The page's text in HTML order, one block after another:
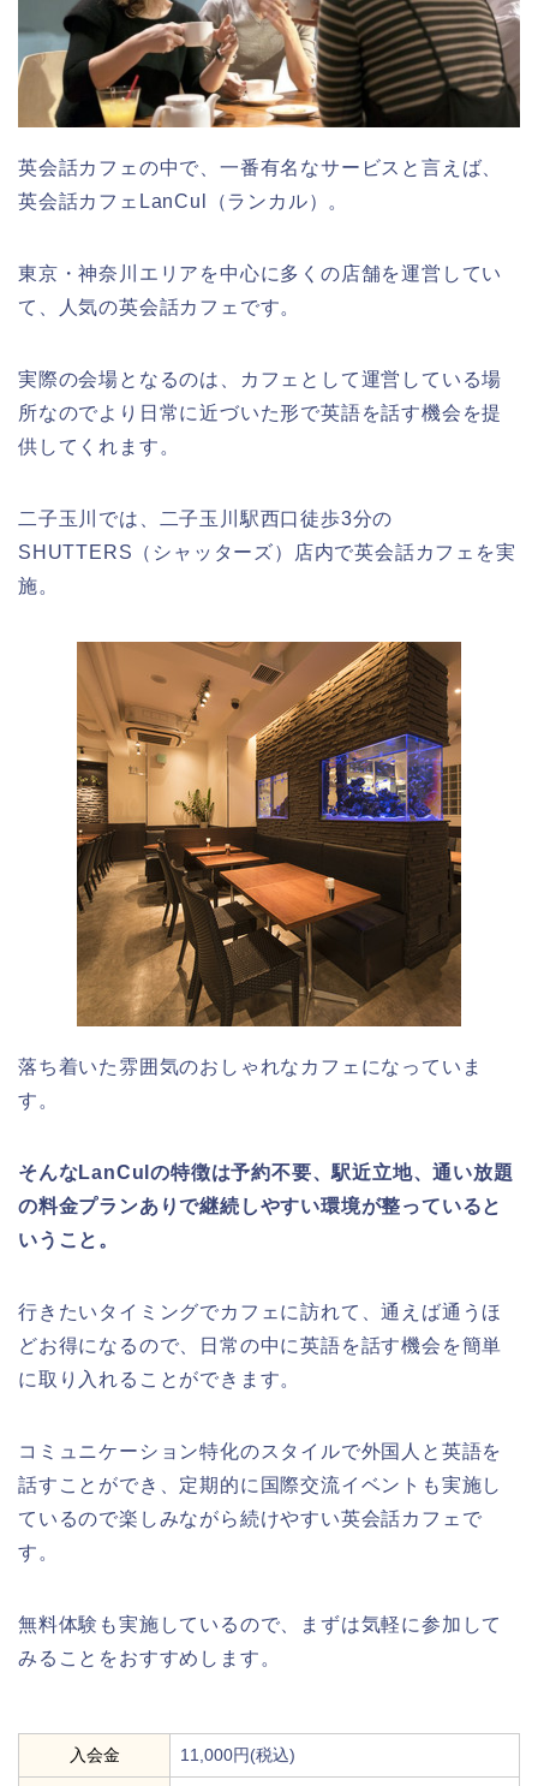
英会話カフェの中で、一番有名なサービスと言えば、
英会話カフェLanCul（ランカル）。
東京・神奈川エリアを中心に多くの店舗を運営してい
て、人気の英会話カフェです。
実際の会場となるのは、カフェとして運営している場
所なのでより日常に近づいた形で英語を話す機会を提
供してくれます。
二子玉川では、二子玉川駅西口徒歩3分の
SHUTTERS（シャッターズ）店内で英会話カフェを実
施。
落ち着いた雰囲気のおしゃれなカフェになっていま
す。
そんなLanCulの特徴は予約不要、駅近立地、通い放題
の料金プランありで継続しやすい環境が整っていると
いうこと。
行きたいタイミングでカフェに訪れて、通えば通うほ
どお得になるので、日常の中に英語を話す機会を簡単
に取り入れることができます。
コミュニケーション特化のスタイルで外国人と英語を
話すことができ、定期的に国際交流イベントも実施し
ているので楽しみながら続けやすい英会話カフェで
す。
無料体験も実施しているので、まずは気軽に参加して
みることをおすすめします。
入会金 11,000円(税込)